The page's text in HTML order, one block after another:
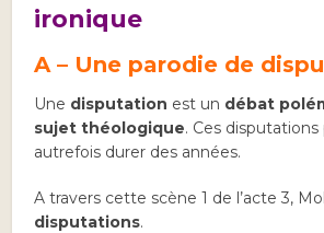
ironique
A – Une parodie de
Une disputation est un débat
sujet théologique. Ces
autrefois durer des années.
A travers cette scène 1 de l’acte 3,
disputations.